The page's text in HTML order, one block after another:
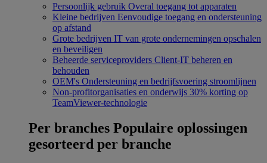
Persoonlijk gebruik Overal toegang tot apparaten
Kleine bedrijven Eenvoudige toegang en ondersteuning
op afstand
Grote bedrijven IT van grote ondernemingen opschalen
en beveiligen
Beheerde serviceproviders Client-IT beheren en
behouden
OEM's Ondersteuning en bedrijfsvoering stroomlijnen
Non-profitorganisaties en onderwijs 30% korting op
TeamViewer-technologie
Per branches Populaire oplossingen
gesorteerd per branche